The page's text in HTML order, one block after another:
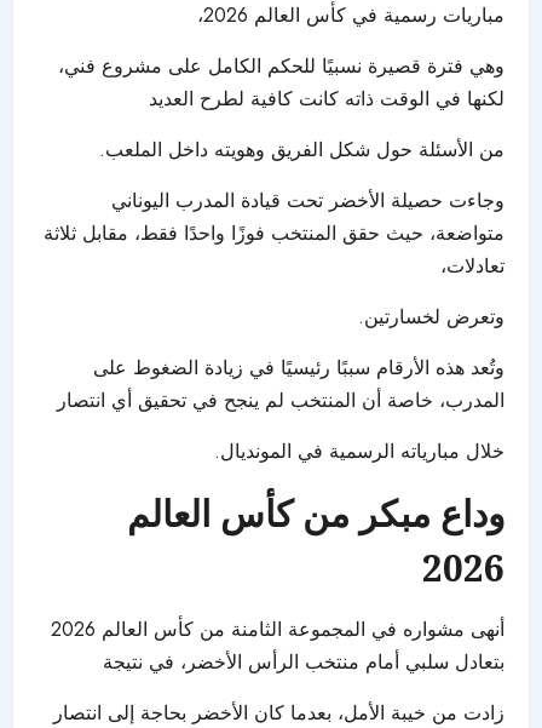
مباريات رسمية في كأس العالم 2026،
وهي فترة قصيرة نسبيًا للحكم الكامل على مشروع فني،
لكنها في الوقت ذاته كانت كافية لطرح العديد
من الأسئلة حول شكل الفريق وهويته داخل الملعب.
وجاءت حصيلة الأخضر تحت قيادة المدرب اليوناني
متواضعة، حيث حقق المنتخب فوزًا واحدًا فقط، مقابل ثلاثة
تعادلات،
وتعرض لخسارتين.
وتُعد هذه الأرقام سببًا رئيسيًا في زيادة الضغوط على
المدرب، خاصة أن المنتخب لم ينجح في تحقيق أي انتصار
خلال مبارياته الرسمية في المونديال.
وداع مبكر من كأس العالم
2026
أنهى مشواره في المجموعة الثامنة منكأس العالم 2026
بتعادل سلبي أمام منتخب الرأس الأخضر، في نتيجة
زادت من خيبة الأمل، بعدما كان الأخضر بحاجة إلى انتصار